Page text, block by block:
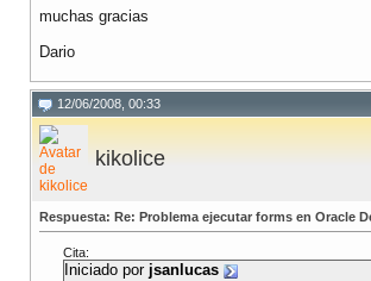
muchas gracias
Dario
12/06/2008, 00:33
kikolice
Respuesta: Re: Problema ejecutar forms en Oracle
Cita:
Iniciado por jsanlucas